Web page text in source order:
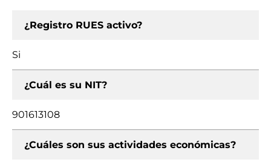
¿Registro RUES activo?
Si
¿Cuál es su NIT?
901613108
¿Cuáles son sus actividades económicas?